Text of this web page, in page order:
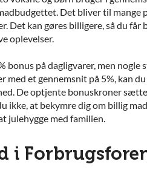
Det bliver til mange
Det kan gøres billigere, så du får
oplevelser.
bonus på dagligvarer, men nogle
med et gennemsnit på 5%, kan
De optjente bonuskroner
ikke, at bekymre dig om billig
julehygge med familien.
i